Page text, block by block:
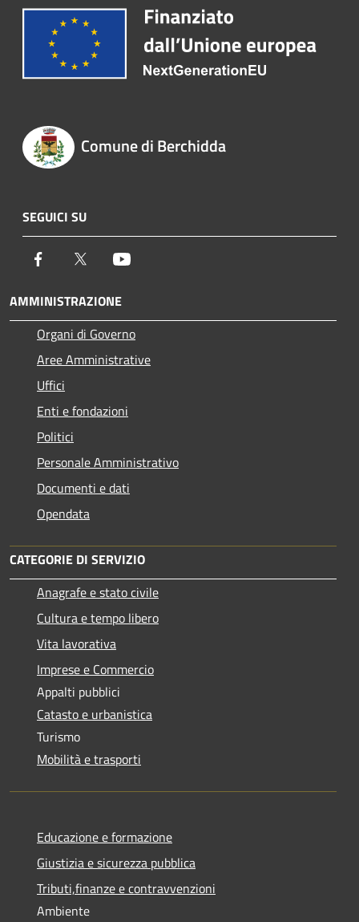
Comune di Berchidda
SEGUICI SU
Facebook Twitter
AMMINISTRAZIONE
Organi di Governo
Aree Amministrative
Uffici
Enti e fondazioni
Politici
Personale Amministrativo
Documenti e dati
Opendata
CATEGORIE DI SERVIZIO
Anagrafe e stato civile
Cultura e tempo libero
Vita lavorativa
Imprese e Commercio
Appalti pubblici
Catasto e urbanistica
Turismo
Mobilità e trasporti
Educazione e formazione
Giustizia e sicurezza pubblica
Tributi,finanze e contravvenzioni
Ambiente